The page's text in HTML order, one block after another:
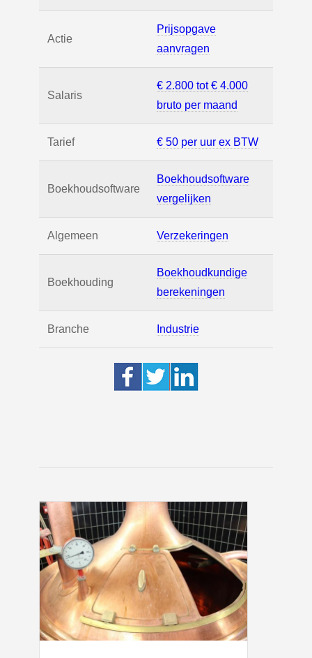
Actie
Prijsopgave
aanvragen
Salaris
€ 2.800 tot € 4.000
bruto per maand
Tarief € 50 per uur ex BTW
Boekhoudsoftware
Boekhoudsoftware
vergelijken
Algemeen Verzekeringen
Boekhouding
Boekhoudkundige
berekeningen
Branche Industrie